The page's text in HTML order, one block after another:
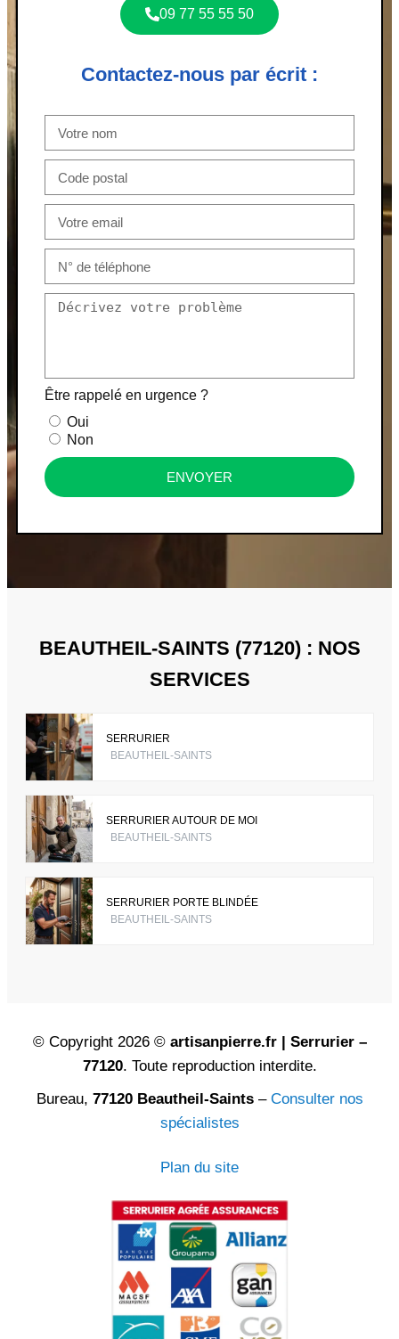
09 77 55 55 50
Contactez-nous par écrit :
Être rappelé en urgence ?
Oui
Non
ENVOYER
BEAUTHEIL-SAINTS (77120) : NOS
SERVICES
SERRURIER
BEAUTHEIL-SAINTS
SERRURIER AUTOUR DE MOI
BEAUTHEIL-SAINTS
SERRURIER PORTE BLINDÉE
BEAUTHEIL-SAINTS
© Copyright 2026 © artisanpierre.fr | Serrurier –
77120. Toute reproduction interdite.
Bureau, 77120 Beautheil-Saints– Consulter nos
spécialistes
Plan du site